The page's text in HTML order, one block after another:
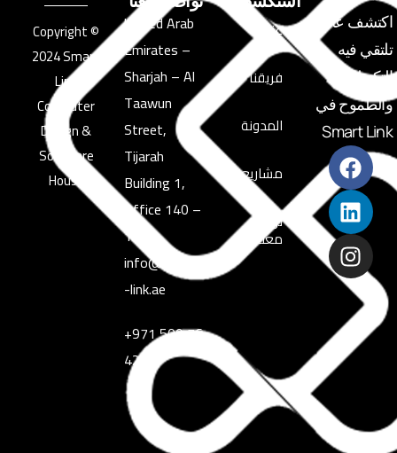
اكتشف عالمًا
تلتقي فيه
التكنولوجيا
والطموح في
Smart Link
عنا
فريقنا
المدونة
مشاريعنا
تواصل
معنا
United Arab
Emirates –
Sharjah – Al
Taawun
Street,
Tijarah
Building 1,
Office 140 –
139
info@smart
-link.ae
+971 509 76
4295
© Copyright
2024 Smart
Link
Computer
Design &
Software
House